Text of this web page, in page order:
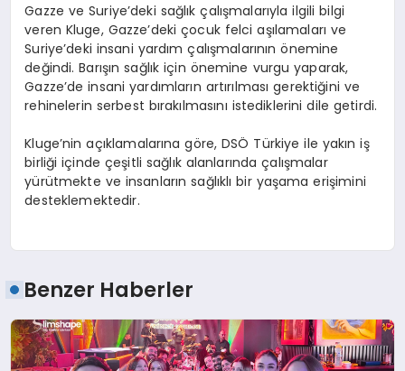
Gazze ve Suriye’deki sağlık çalışmalarıyla ilgili bilgi
veren Kluge, Gazze’deki çocuk felci aşılamaları ve
Suriye’deki insani yardım çalışmalarının önemine
değindi. Barışın sağlık için önemine vurgu yaparak,
Gazze’de insani yardımların artırılması gerektiğini ve
rehinelerin serbest bırakılmasını istediklerini dile getirdi.
Kluge’nin açıklamalarına göre, DSÖ Türkiye ile yakın iş
birliği içinde çeşitli sağlık alanlarında çalışmalar
yürütmekte ve insanların sağlıklı bir yaşama erişimini
desteklemektedir.
Benzer Haberler